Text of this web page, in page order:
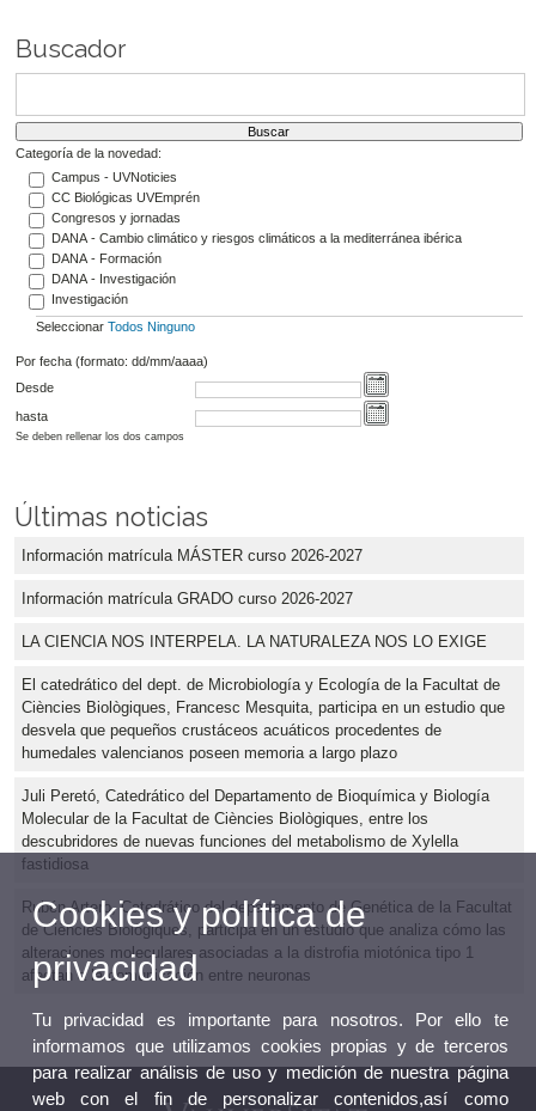
Buscador
Categoría de la novedad:
Campus - UVNoticies
CC Biológicas UVEmprén
Congresos y jornadas
DANA - Cambio climático y riesgos climáticos a la mediterránea ibérica
DANA - Formación
DANA - Investigación
Investigación
Seleccionar Todos Ninguno
Por fecha (formato: dd/mm/aaaa)
Desde
hasta
Se deben rellenar los dos campos
Últimas noticias
Información matrícula MÁSTER curso 2026-2027
Información matrícula GRADO curso 2026-2027
LA CIENCIA NOS INTERPELA. LA NATURALEZA NOS LO EXIGE
El catedrático del dept. de Microbiología y Ecología de la Facultat de
Ciències Biològiques, Francesc Mesquita, participa en un estudio que
desvela que pequeños crustáceos acuáticos procedentes de
humedales valencianos poseen memoria a largo plazo
Juli Peretó, Catedrático del Departamento de Bioquímica y Biología
Molecular de la Facultat de Ciències Biològiques, entre los
descubridores de nuevas funciones del metabolismo de Xylella
fastidiosa
Rubén Artero, Catedrático del departamento de Genética de la Facultat
de Ciències Biològiques, participa en un estudio que analiza cómo las
alteraciones moleculares asociadas a la distrofia miotónica tipo 1
afectan a la comunicación entre neuronas
Cookies y política de
privacidad
Tu privacidad es importante para nosotros. Por ello te
informamos que utilizamos cookies propias y de terceros
para realizar análisis de uso y medición de nuestra página
web con el fin de personalizar contenidos,así como